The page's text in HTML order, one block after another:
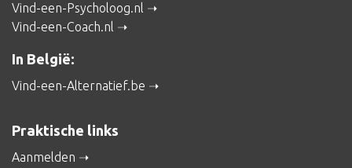
Vind-een-Psycholoog.nl
Vind-een-Coach.nl
In België:
Vind-een-Alternatief.be
Praktische links
Aanmelden